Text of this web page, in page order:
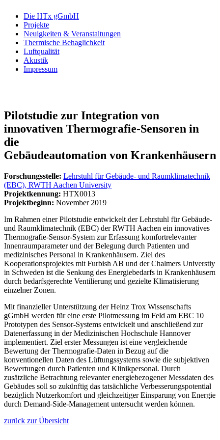
Die HTx gGmbH
Projekte
Neuigkeiten & Veranstaltungen
Thermische Behaglichkeit
Luftqualität
Akustik
Impressum
Pilotstudie zur Integration von
innovativen Thermografie-Sensoren in
die
Gebäudeautomation von Krankenhäusern
Forschungsstelle: Lehrstuhl für Gebäude- und Raumklimatechnik
(EBC), RWTH Aachen University
Projektkennung: HTX0013
Projektbeginn: November 2019
Im Rahmen einer Pilotstudie entwickelt der Lehrstuhl für Gebäude-
und Raumklimatechnik (EBC) der RWTH Aachen ein innovatives
Thermografie-Sensor-System zur Erfassung komfortrelevanter
Innenraumparameter und der Belegung durch Patienten und
medizinisches Personal in Krankenhäusern. Ziel des
Kooperationsprojektes mit Furbish AB und der Chalmers Universtiy
in Schweden ist die Senkung des Energiebedarfs in Krankenhäusern
durch bedarfsgerechte Ventilierung und gezielte Klimatisierung
einzelner Zonen.
Mit finanzieller Unterstützung der Heinz Trox Wissenschafts
gGmbH werden für eine erste Pilotmessung im Feld am EBC 10
Prototypen des Sensor-Systems entwickelt und anschließend zur
Datenerfassung in der Medizinischen Hochschule Hannover
implementiert. Ziel erster Messungen ist eine vergleichende
Bewertung der Thermografie-Daten in Bezug auf die
konventionellen Daten des Lüftungssystems sowie die subjektiven
Bewertungen durch Patienten und Klinikpersonal. Durch
zusätzliche Betrachtung relevanter energiebezogener Messdaten des
Gebäudes soll so zukünftig das tatsächliche Verbesserungspotential
bezüglich Nutzerkomfort und gleichzeitiger Einsparung von Energie
durch Demand-Side-Management untersucht werden können.
zurück zur Übersicht